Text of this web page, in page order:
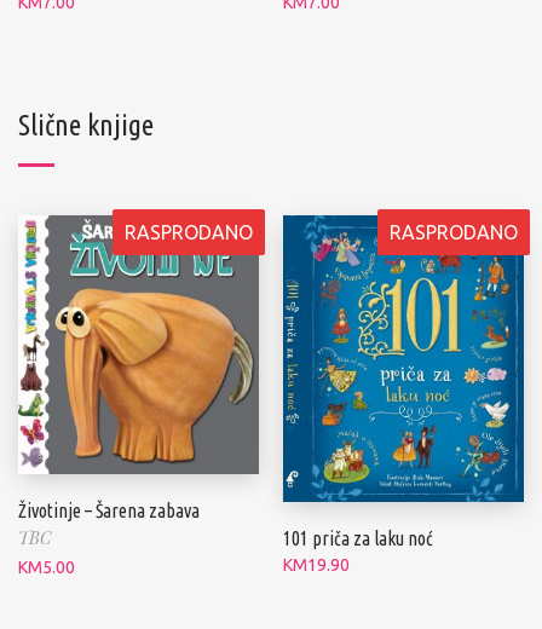
Slične knjige
RASPRODANO
Životinje – Šarena zabava
TBC
KM5.00
RASPRODANO
101 priča za laku noć
KM19.90